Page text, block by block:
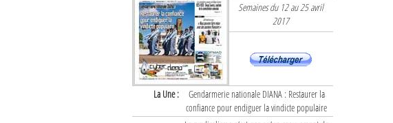
Semaines du 12 au 25 avril
2017
La Une :
Gendarmerie nationale DIANA : Restaurer la
confiance pour endiguer la vindicte populaire